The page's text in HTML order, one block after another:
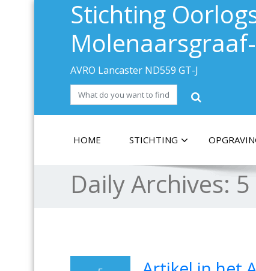
Stichting
AVRO Lancaster ND559 GT-J
HOME STICHTING
Daily Archives: